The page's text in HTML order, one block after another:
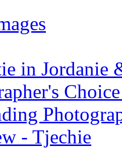
in Jordanie
- Tjechie